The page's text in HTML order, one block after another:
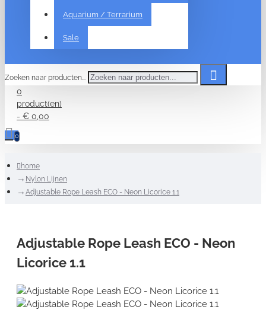
Aquarium / Terrarium
Sale
Zoeken naar producten...
0
product(en)
- € 0,00
0
home
Nylon Lijnen
Adjustable Rope Leash ECO - Neon Licorice 1.1
Adjustable Rope Leash ECO - Neon
Licorice 1.1